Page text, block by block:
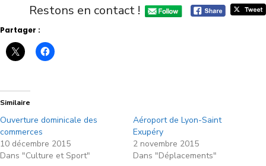
Restons en contact !
Partager :
Similaire
Ouverture dominicale des
commerces
10 décembre 2015
Dans "Culture et Sport"
Aéroport de Lyon-Saint
Exupéry
2 novembre 2015
Dans "Déplacements"